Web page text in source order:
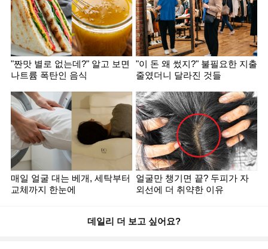
"짠맛 별로 없는데?" 알고 보면
나트륨 폭탄인 음식
"이 돈 왜 썼지?" 불필요한 지출
줄였더니 달라진 것들
매일 얼굴 대는 베개, 세탁부터
교체까지 한눈에
얼굴만 챙기면 끝? 두피가 자
외선에 더 취약한 이유
데일리 더 보고 싶어요?